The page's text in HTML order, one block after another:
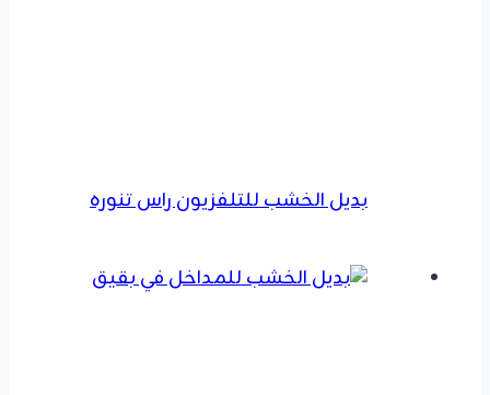
بديل الخشب للتلفزيون راس تنوره